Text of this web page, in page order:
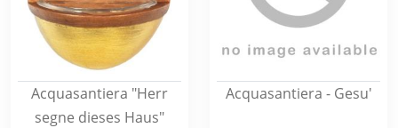
Acquasantiera "Herr
segne dieses Haus"
Acquasantiera - Gesu'